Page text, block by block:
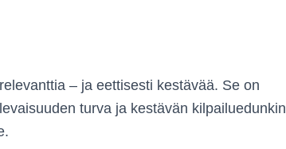
– ja eettisesti kestävää. Se on
turva ja kestävän kilpailuedunkin